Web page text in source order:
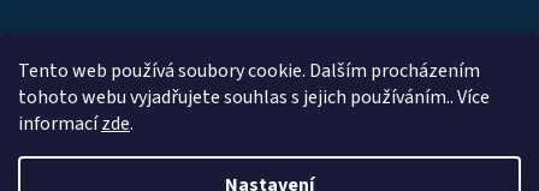
Tento web používá soubory cookie. Dalším procházením
tohoto webu vyjadřujete souhlas s jejich používáním.. Více
informacízde.
Nastavení
Oblíbené způsoby platby: